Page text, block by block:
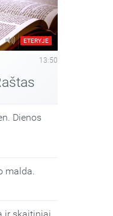
ETERYJE
13:50
Dienos
malda.